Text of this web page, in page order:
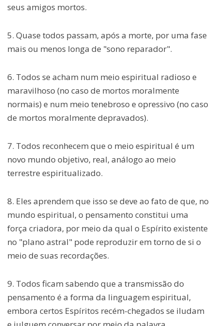
seus amigos mortos.
5. Quase todos passam, após a morte, por uma fase
mais ou menos longa de "sono reparador".
6. Todos se acham num meio espiritual radioso e
maravilhoso (no caso de mortos moralmente
normais) e num meio tenebroso e opressivo (no caso
de mortos moralmente depravados).
7. Todos reconhecem que o meio espiritual é um
novo mundo objetivo, real, análogo ao meio
terrestre espiritualizado.
8. Eles aprendem que isso se deve ao fato de que, no
mundo espiritual, o pensamento constitui uma
força criadora, por meio da qual o Espírito existente
no "plano astral" pode reproduzir em torno de si o
meio de suas recordações.
9. Todos ficam sabendo que a transmissão do
pensamento é a forma da linguagem espiritual,
embora certos Espíritos recém-chegados se iludam